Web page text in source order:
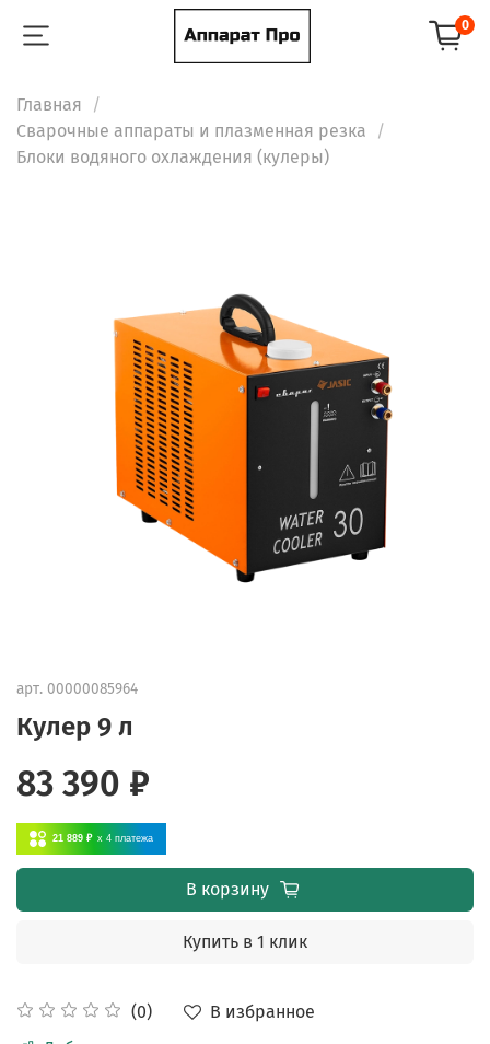
0
Главная
Сварочные аппараты и плазменная резка
Блоки водяного охлаждения (кулеры)
арт. 00000085964
Кулер 9 л
(0)
В избранное
83 390 ₽
21 889 ₽ x 4 платежа
В корзину
Купить в 1 клик